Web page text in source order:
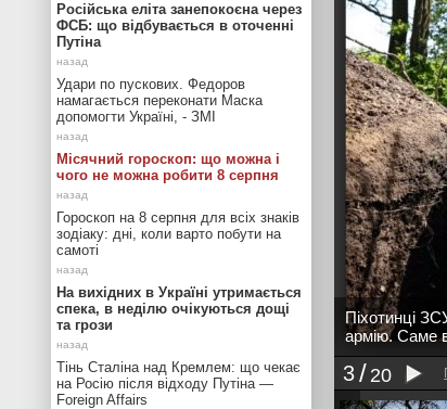
Піхотинці
армію. Саме
3 20
Російська еліта занепокоєна через
ФСБ: що відбувається в оточенні
Путіна
Удари по пускових. Федоров
намагається переконати Маска
допомогти Україні, - ЗМІ
Місячний гороскоп: що можна і
чого не можна робити 8 серпня
Гороскоп на 8 серпня для всіх знаків
зодіаку: дні, коли варто побути на
самоті
На вихідних в Україні утримається
спека, в неділю очікуються дощі
та грози
Тінь Сталіна над Кремлем: що чекає
на Росію після відходу Путіна —
Foreign Affairs